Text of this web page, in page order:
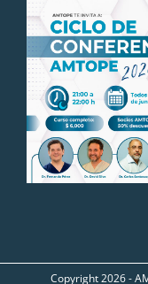
Copyright2026 -